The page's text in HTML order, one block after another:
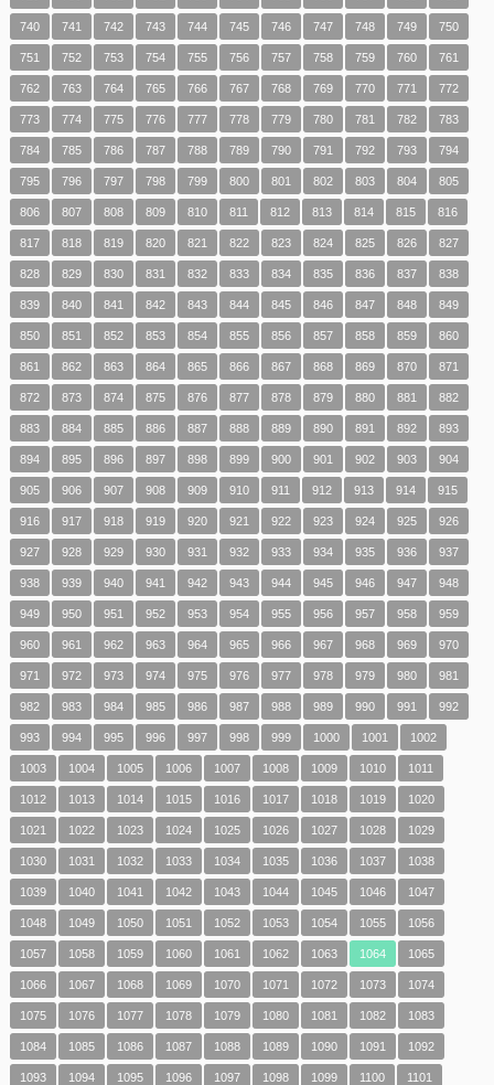
740 741 742 743 744 745 746 747 748 749 750
751 752 753 754 755 756 757 758 759 760 761
762 763 764 765 766 767 768 769 770 771 772
773 774 775 776 777 778 779 780 781 782 783
784 785 786 787 788 789 790 791 792 793 794
795 796 797 798 799 800 801 802 803 804 805
806 807 808 809 810 811 812 813 814 815 816
817 818 819 820 821 822 823 824 825 826 827
828 829 830 831 832 833 834 835 836 837 838
839 840 841 842 843 844 845 846 847 848 849
850 851 852 853 854 855 856 857 858 859 860
861 862 863 864 865 866 867 868 869 870 871
872 873 874 875 876 877 878 879 880 881 882
883 884 885 886 887 888 889 890 891 892 893
894 895 896 897 898 899 900 901 902 903 904
905 906 907 908 909 910 911 912 913 914 915
916 917 918 919 920 921 922 923 924 925 926
927 928 929 930 931 932 933 934 935 936 937
938 939 940 941 942 943 944 945 946 947 948
949 950 951 952 953 954 955 956 957 958 959
960 961 962 963 964 965 966 967 968 969 970
971 972 973 974 975 976 977 978 979 980 981
982 983 984 985 986 987 988 989 990 991 992
993 994 995 996 997 998 999 1000 1001 1002
1003 1004 1005 1006 1007 1008 1009 1010 1011
1012 1013 1014 1015 1016 1017 1018 1019 1020
1021 1022 1023 1024 1025 1026 1027 1028 1029
1030 1031 1032 1033 1034 1035 1036 1037 1038
1039 1040 1041 1042 1043 1044 1045 1046 1047
1048 1049 1050 1051 1052 1053 1054 1055 1056
1057 1058 1059 1060 1061 1062 1063 1064 1065
1066 1067 1068 1069 1070 1071 1072 1073 1074
1075 1076 1077 1078 1079 1080 1081 1082 1083
1084 1085 1086 1087 1088 1089 1090 1091 1092
1093 1094 1095 1096 1097 1098 1099 1100 1101